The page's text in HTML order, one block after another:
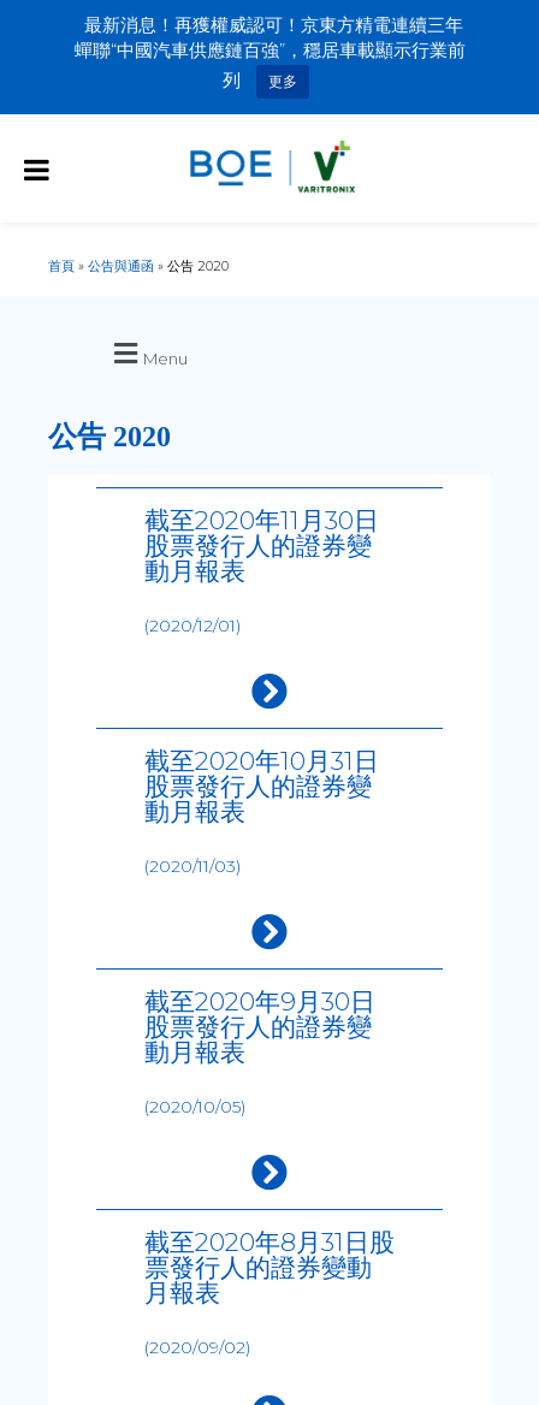
首頁 » 公告與通函 » 公告 2020
Menu
公告 2020
截至2020年11月30日
股票發行人的證券變
動月報表
(2020/12/01)
截至2020年10月31日
股票發行人的證券變
動月報表
(2020/11/03)
截至2020年9月30日
股票發行人的證券變
動月報表
(2020/10/05)
截至2020年8月31日股
票發行人的證券變動
月報表
(2020/09/02)
最新消息！再獲權威認可！京東方精電連續三年
蟬聯“中國汽車供應鏈百強”，穩居車載顯示行業前
列
更多